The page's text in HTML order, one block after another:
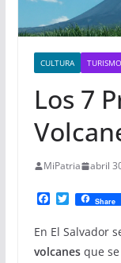
CULTURA TURISMO
Los 7
MiPatria abril
F
c
e
b
T
w
i
t
t
Share
En El Salvador
volcanesque se